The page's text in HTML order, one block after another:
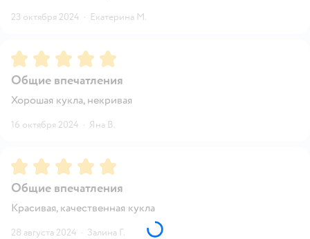
23 октября 2024 · Екатерина М.
Рейтинг:5
Общие впечатления
Хорошая кукла, некривая
16 октября 2024 · Яна В.
Рейтинг:5
Общие впечатления
Красивая, качественная кукла
28 августа 2024 · Залина Г.